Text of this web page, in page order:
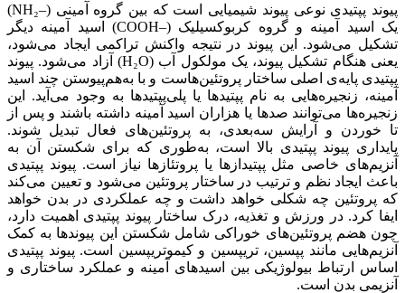
پیوند پپتیدی نوعی پیوند شیمیایی است که بین گروه آمینی (–NH₂)
یک اسید آمینه و گروه کربوکسیلیک (–COOH) اسید آمینه دیگر
تشکیل می‌شود. این پیوند در نتیجه واکنش تراکمی ایجاد می‌شود،
یعنی هنگام تشکیل پیوند، یک مولکول آب (H₂O) آزاد می‌شود. پیوند
پپتیدی پایه‌ی اصلی ساختار پروتئین‌هاست و با به‌هم‌پیوستن چند اسید
آمینه، زنجیره‌هایی به نام پپتیدها یا پلی‌پپتیدها به وجود می‌آید. این
زنجیره‌ها می‌توانند صدها یا هزاران اسید آمینه داشته باشند و پس از
تا خوردن و آرایش سه‌بعدی، به پروتئین‌های فعال تبدیل شوند.
پایداری پیوند پپتیدی بالا است، به‌طوری که برای شکستن آن به
آنزیم‌های خاصی مثل پپتیدازها یا پروتئازها نیاز است. پیوند پپتیدی
باعث ایجاد نظم و ترتیب در ساختار پروتئین می‌شود و تعیین می‌کند
که پروتئین چه شکلی خواهد داشت و چه عملکردی در بدن خواهد
ایفا کرد. در ورزش و تغذیه، درک ساختار پیوند پپتیدی اهمیت دارد،
چون هضم پروتئین‌های خوراکی شامل شکستن این پیوندها به کمک
آنزیم‌هایی مانند پپسین، تریپسین و کیموتریپسین است. پیوند پپتیدی
اساس ارتباط بیولوژیکی بین اسیدهای آمینه و عملکرد ساختاری و
آنزیمی بدن است.